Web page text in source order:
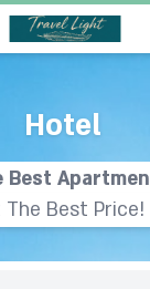
Hotel
Best Apartmen
The Best Price!